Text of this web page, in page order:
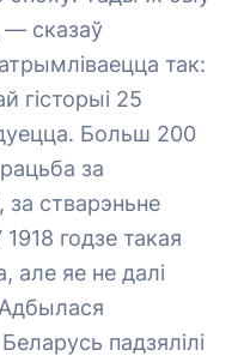
— сказаў
так:
гісторыі 25
Больш 200
за
за стварэньне
годзе такая
але яе не далі
падзялілі